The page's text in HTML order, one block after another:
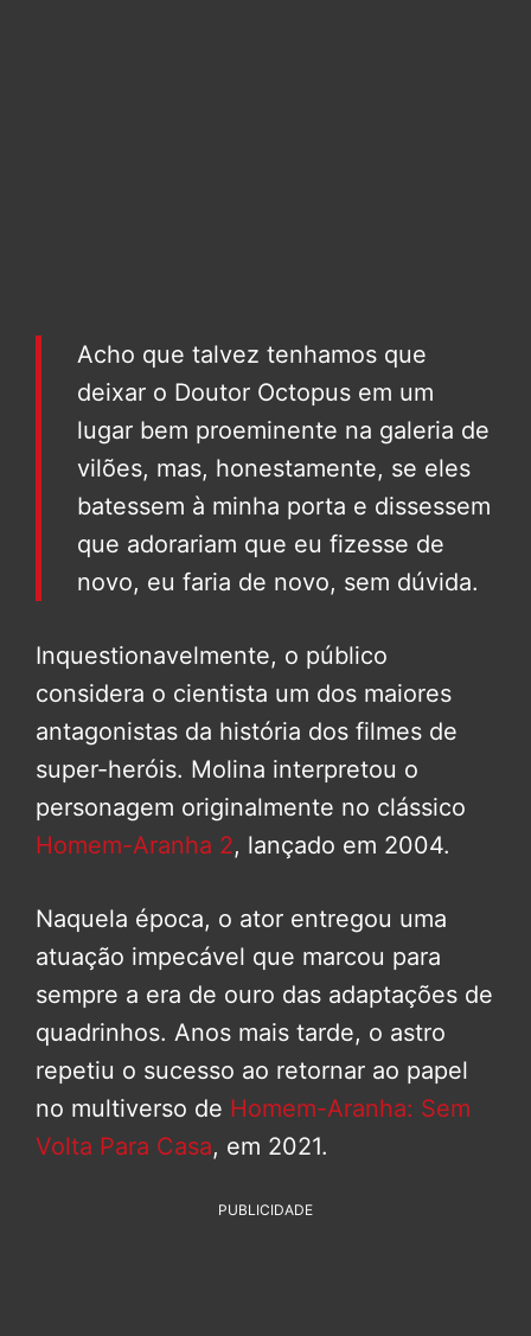
Acho que talvez tenhamos que
deixar o Doutor Octopus em um
lugar bem proeminente na galeria de
vilões, mas, honestamente, se eles
batessem à minha porta e dissessem
que adorariam que eu fizesse de
novo, eu faria de novo, sem dúvida.
Inquestionavelmente, o público
considera o cientista um dos maiores
antagonistas da história dos filmes de
super-heróis. Molina interpretou o
personagem originalmente no clássico
Homem-Aranha 2, lançado em 2004.
Naquela época, o ator entregou uma
atuação impecável que marcou para
sempre a era de ouro das adaptações de
quadrinhos. Anos mais tarde, o astro
repetiu o sucesso ao retornar ao papel
no multiverso de Homem-Aranha: Sem
Volta Para Casa, em 2021.
PUBLICIDADE